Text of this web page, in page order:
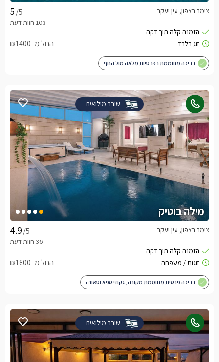
/5 צימר בצפון, עין יעקב
החל מ- ₪1400
בריכה מחוממת בפרטיות מלאה מול הנוף
שובר מילואים
מילה בוטיק
/5 צימר בצפון, עין יעקב
החל מ- ₪1800
בריכה פרטית מחוממת מקורה, גקוזי ספא וסאונה
שובר מילואים